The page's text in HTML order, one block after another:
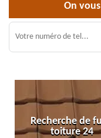
On
Recherche de
toiture 24